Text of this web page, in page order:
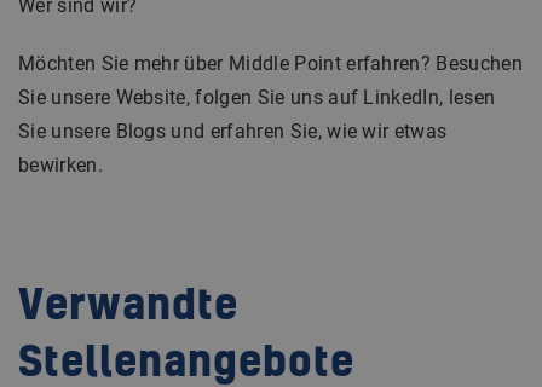
Wer sind wir?
Möchten Sie mehr über Middle Point erfahren? Besuchen
Sie unsere Website, folgen Sie uns auf LinkedIn, lesen
Sie unsere Blogs und erfahren Sie, wie wir etwas
bewirken.
Verwandte
Stellenangebote